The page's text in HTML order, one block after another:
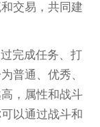
交易，共同建
完成任务、打
普通、优秀、
，属性和战斗
以通过战斗和